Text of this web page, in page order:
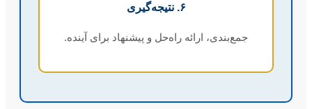
۶. نتیجه‌گیری
جمع‌بندی، ارائه راه‌حل و پیشنهاد برای آینده.